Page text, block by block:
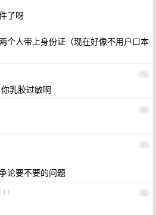
了呀
个人带上身份证（现在好像不用户口本
79
乳胶过敏啊
80
81
论要不要的问题
82
11